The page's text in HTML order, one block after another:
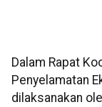
Dalam Rapat
Penyelamatan
dilaksanakan